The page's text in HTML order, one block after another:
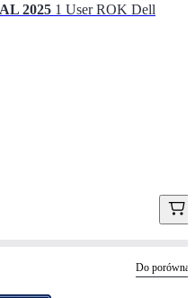
2025 1 User ROK Dell
Do